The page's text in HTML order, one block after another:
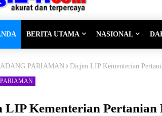
BERITA UTAMA NASIONAL
PARIAMAN Dirjen LIP Kementerian
LIP Kementerian Pertanian